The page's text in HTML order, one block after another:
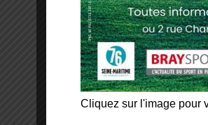
Cliquez sur l'image pour